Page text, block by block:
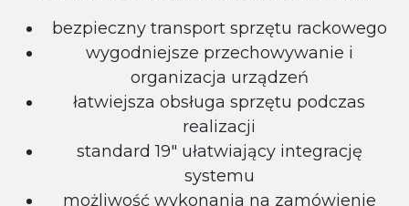
bezpieczny transport sprzętu rackowego
wygodniejsze przechowywanie i
organizacja urządzeń
łatwiejsza obsługa sprzętu podczas
realizacji
standard 19" ułatwiający integrację
systemu
możliwość wykonania na zamówienie